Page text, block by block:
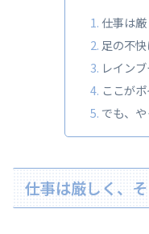
仕事は
足の不
レイン
ここがポ
でも、
仕事は厳しく、